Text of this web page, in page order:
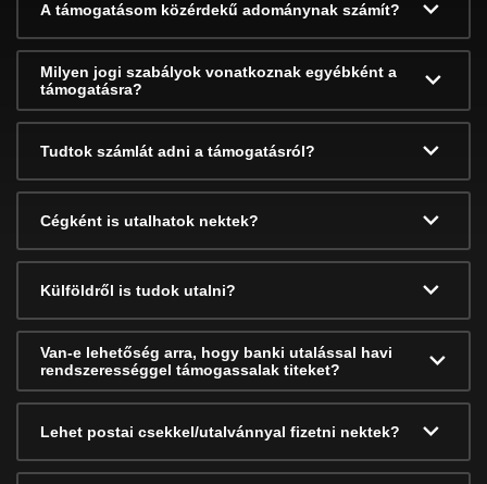
A támogatásom közérdekű adománynak számít?
Milyen jogi szabályok vonatkoznak egyébként a
támogatásra?
Tudtok számlát adni a támogatásról?
Cégként is utalhatok nektek?
Külföldről is tudok utalni?
Van-e lehetőség arra, hogy banki utalással havi
rendszerességgel támogassalak titeket?
Lehet postai csekkel/utalvánnyal fizetni nektek?